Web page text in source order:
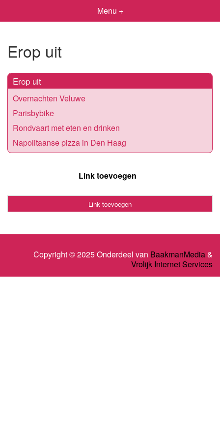
Menu +
Erop uit
Erop uit
Overnachten Veluwe
Parisbybike
Rondvaart met eten en drinken
Napolitaanse pizza in Den Haag
Link toevoegen
Link toevoegen
Copyright © 2025 Onderdeel van BaakmanMedia&
Vrolijk Internet Services